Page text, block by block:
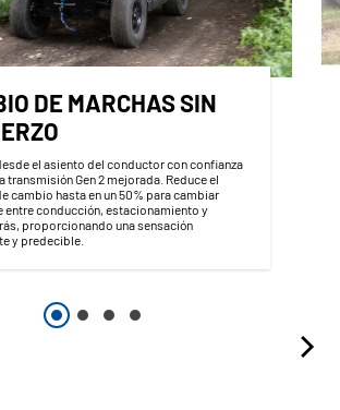
DE MARCHAS SIN
el asiento del conductor con confianza
transmisión Gen 2 mejorada. Reduce el
cambio hasta en un 50% para cambiar
entre conducción, estacionamiento y
proporcionando una sensación
y predecible.